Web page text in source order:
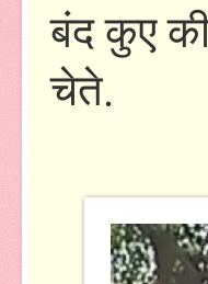
बंद कुए
चेते.